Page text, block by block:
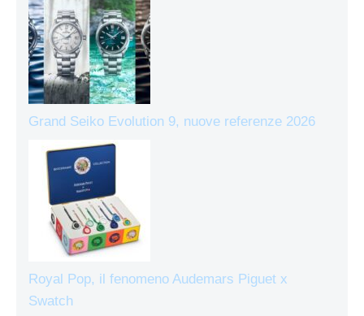
Grand Seiko Evolution 9, nuove referenze 2026
Royal Pop, il fenomeno Audemars Piguet x
Swatch